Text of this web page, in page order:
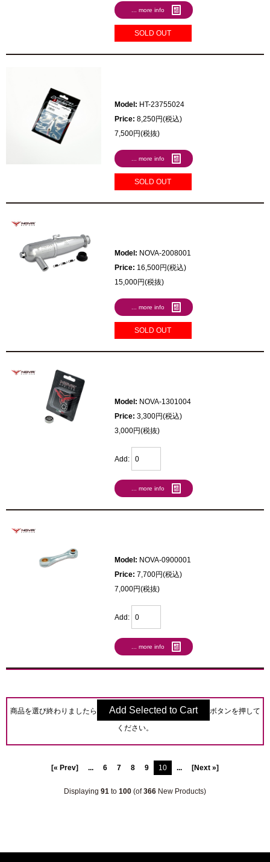
... more info
SOLD OUT
Model: HT-23755024
Price: 8,250円(税込)
7,500円(税抜)
... more info
SOLD OUT
Model: NOVA-2008001
Price: 16,500円(税込)
15,000円(税抜)
... more info
SOLD OUT
Model: NOVA-1301004
Price: 3,300円(税込)
3,000円(税抜)
Add:
... more info
Model: NOVA-0900001
Price: 7,700円(税込)
7,000円(税抜)
Add:
... more info
商品を選び終わりましたら
ボタンを押して
ください。
[« Prev] ... 6 7 8 9 10 ... [Next »]
Displaying 91 to 100 (of366 New Products)